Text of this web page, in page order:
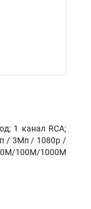
1 канал RCA;
/ 3Мп / 1080p /
100M/1000M